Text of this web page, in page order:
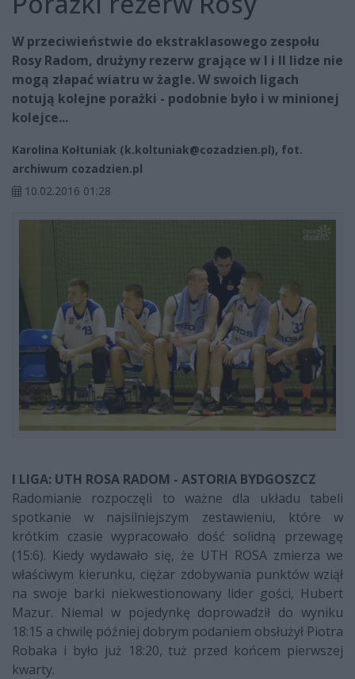
W przeciwieństwie do ekstraklasowego zespołu
Rosy Radom, drużyny rezerw grające w I i II lidze nie
mogą złapać wiatru w żagle. W swoich ligach
notują kolejne porażki - podobnie było i w minionej
kolejce...
Karolina Kołtuniak (k.koltuniak@cozadzien.pl), fot.
archiwum cozadzien.pl
10.02.2016 01:28
I LIGA: UTH ROSA RADOM - ASTORIA BYDGOSZCZ
Radomianie rozpoczęli to ważne dla układu tabeli
spotkanie w najsilniejszym zestawieniu, które w
krótkim czasie wypracowało dość solidną przewagę
(15:6). Kiedy wydawało się, że UTH ROSA zmierza we
właściwym kierunku, ciężar zdobywania punktów wziął
na swoje barki niekwestionowany lider gości, Hubert
Mazur. Niemal w pojedynkę doprowadził do wyniku
18:15 a chwilę później dobrym podaniem obsłużył Piotra
Robaka i było już 18:20, tuż przed końcem pierwszej
kwarty.